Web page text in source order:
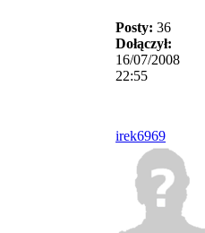
Posty: 36
Dołączył:
16/07/2008
22:55
irek6969